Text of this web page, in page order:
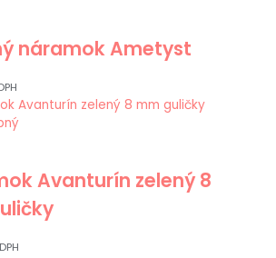
náramok Ametyst
Avanturín zelený 8